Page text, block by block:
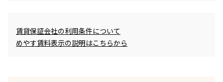
賃貸保証会社の利用条件について
めやす賃料表示の説明はこちらから